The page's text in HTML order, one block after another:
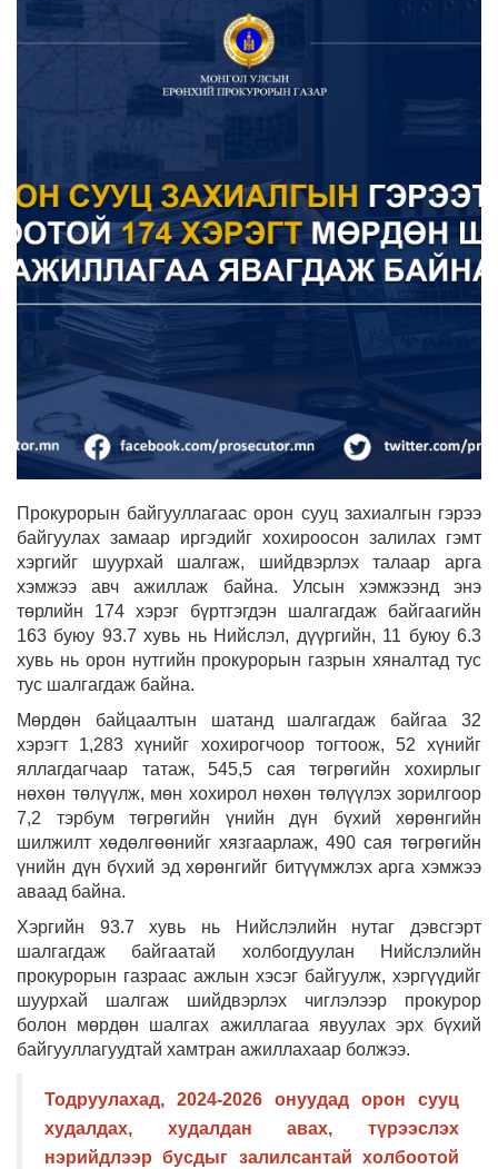
Прокурорын байгууллагаас орон сууц захиалгын гэрээ
байгуулах замаар иргэдийг хохироосон залилах гэмт
хэргийг шуурхай шалгаж, шийдвэрлэх талаар арга
хэмжээ авч ажиллаж байна. Улсын хэмжээнд энэ
төрлийн 174 хэрэг бүртгэгдэн шалгагдаж байгаагийн
163 буюу 93.7 хувь нь Нийслэл, дүүргийн, 11 буюу 6.3
хувь нь орон нутгийн прокурорын газрын хяналтад тус
тус шалгагдаж байна.
Мөрдөн байцаалтын шатанд шалгагдаж байгаа 32
хэрэгт 1,283 хүнийг хохирогчоор тогтоож, 52 хүнийг
яллагдагчаар татаж, 545,5 сая төгрөгийн хохирлыг
нөхөн төлүүлж, мөн хохирол нөхөн төлүүлэх зорилгоор
7,2 тэрбум төгрөгийн үнийн дүн бүхий хөрөнгийн
шилжилт хөдөлгөөнийг хязгаарлаж, 490 сая төгрөгийн
үнийн дүн бүхий эд хөрөнгийг битүүмжлэх арга хэмжээ
аваад байна.
Хэргийн 93.7 хувь нь Нийслэлийн нутаг дэвсгэрт
шалгагдаж байгаатай холбогдуулан Нийслэлийн
прокурорын газраас ажлын хэсэг байгуулж, хэргүүдийг
шуурхай шалгаж шийдвэрлэх чиглэлээр прокурор
болон мөрдөн шалгах ажиллагаа явуулах эрх бүхий
байгууллагуудтай хамтран ажиллахаар болжээ.
Тодруулахад, 2024-2026 онуудад орон сууц
худалдах, худалдан авах, түрээслэх
нэрийдлээр бусдыг залилсантай холбоотой